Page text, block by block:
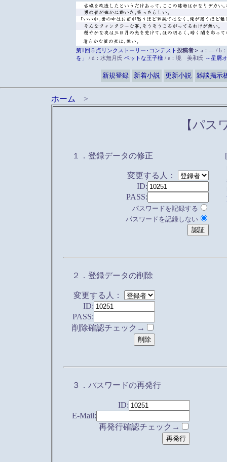
第1回５点リンクストーリー･コンテスト投稿者＞ a：― / b
を」
/ d：水無月氏 ペットな王子様 / e：境 美和氏 ～星屑
新規登録 新着小説 更新小説 雑談掲示
ホーム >
【パス
１．登録データの修正
変更する人：
ID:
PASS:
パスワードを記録する
パスワードを記録しない
２．登録データの削除
変更する人：
ID:
PASS:
削除確認チェック→
３．パスワードの再発行
ID:
E-Mail:
再発行確認チェック→